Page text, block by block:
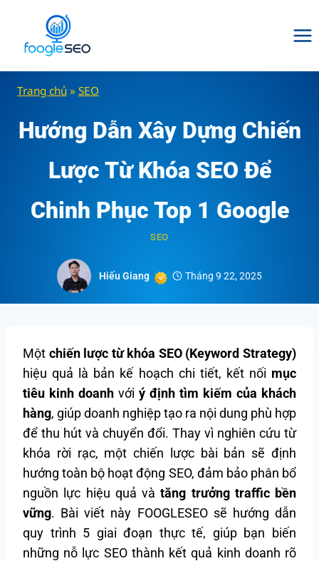
content
Trang chủ » SEO
Hướng Dẫn Xây Dựng Chiến
Lược Từ Khóa SEO Để
Chinh Phục Top 1 Google
SEO
Hiếu Giang Tháng 9 22, 2025
Một chiến lược từ khóa SEO (Keyword Strategy)
hiệu quả là bản kế hoạch chi tiết, kết nối mục
tiêu kinh doanh với ý định tìm kiếm của khách
hàng, giúp doanh nghiệp tạo ra nội dung phù hợp
để thu hút và chuyển đổi. Thay vì nghiên cứu từ
khóa rời rạc, một chiến lược bài bản sẽ định
hướng toàn bộ hoạt động SEO, đảm bảo phân bổ
nguồn lực hiệu quả và tăng trưởng traffic bền
vững. Bài viết này FOOGLESEO sẽ hướng dẫn
quy trình 5 giai đoạn thực tế, giúp bạn biến
những nỗ lực SEO thành kết quả kinh doanh rõ